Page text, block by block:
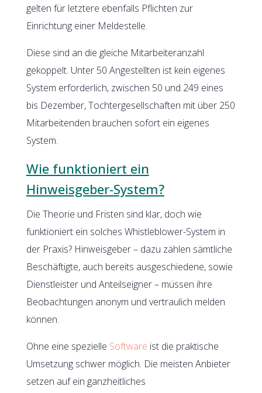
gelten für letztere ebenfalls Pflichten zur
Einrichtung einer Meldestelle.
Diese sind an die gleiche Mitarbeiteranzahl
gekoppelt. Unter 50 Angestellten ist kein eigenes
System erforderlich, zwischen 50 und 249 eines
bis Dezember, Tochtergesellschaften mit über 250
Mitarbeitenden brauchen sofort ein eigenes
System.
Wie funktioniert ein
Hinweisgeber-System?
Die Theorie und Fristen sind klar, doch wie
funktioniert ein solches Whistleblower-System in
der Praxis? Hinweisgeber – dazu zählen sämtliche
Beschäftigte, auch bereits ausgeschiedene, sowie
Dienstleister und Anteilseigner – müssen ihre
Beobachtungen anonym und vertraulich melden
können.
Ohne eine spezielle Software ist die praktische
Umsetzung schwer möglich. Die meisten Anbieter
setzen auf ein ganzheitliches